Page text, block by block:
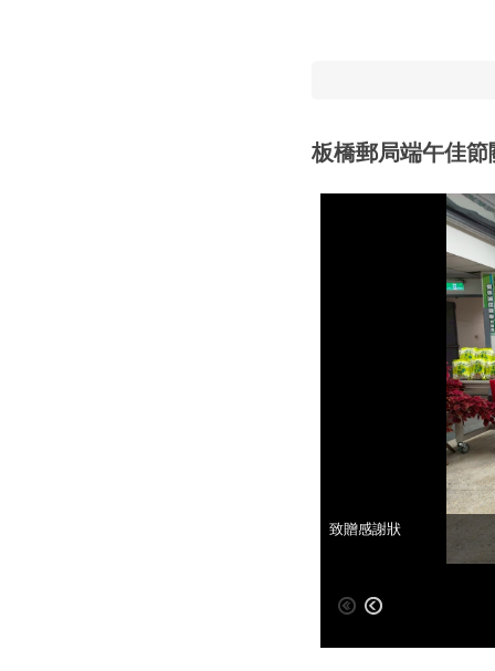
板橋郵局端午佳
板橋郵局郵務大樓合照
致贈感謝狀